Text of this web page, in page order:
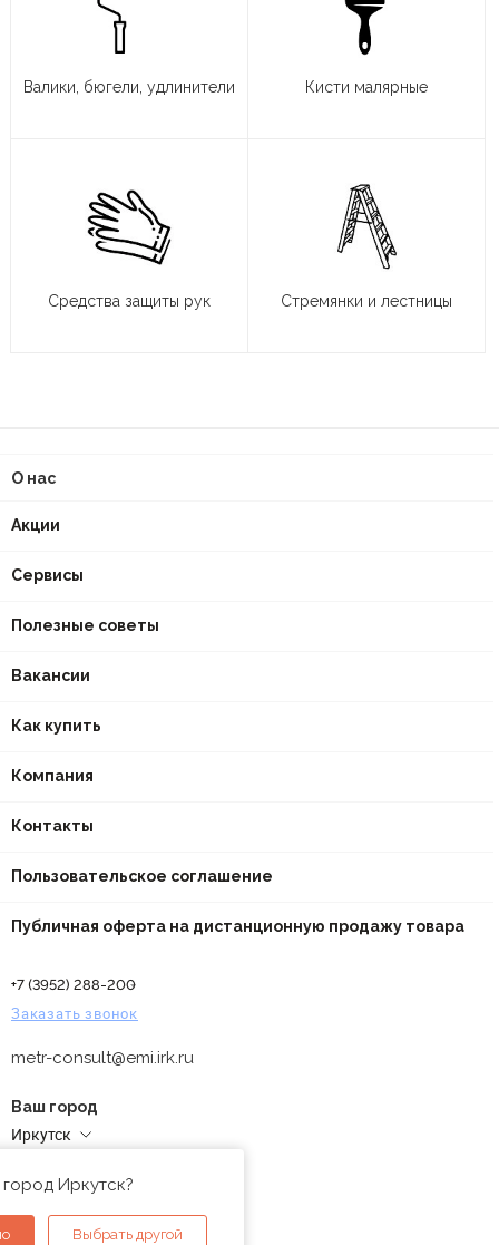
Валики, бюгели, удлинители Кисти малярные
Средства защиты рук Стремянки и лестницы
О нас
Акции
Сервисы
Полезные советы
Вакансии
Как купить
Компания
Контакты
Пользовательское соглашение
Публичная оферта на дистанционную продажу товара
+7 (3952) 288-200
Заказать звонок
metr-consult@emi.irk.ru
Ваш город
Иркутск
Иркутск?
Выбрать другой